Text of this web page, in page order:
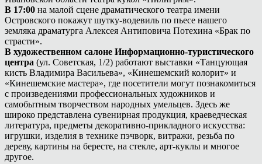
В 17:00 на малой сцене драматического театра имени
Островского покажут шутку-водевиль по пьесе нашего
земляка драматурга Алексея Антиповича Потехина «Брак по
страсти».
В художественном салоне Информационно-туристического
центра (ул. Советская, 1/2) работают выставки «Танцующая
кисть Владимира Васильева», «Кинешемский колорит» и
«Кинешемские мастера», где посетители могут познакомиться
с произведениями профессиональных художников и
самобытным творчеством народных умельцев. Здесь же
широко представлена сувенирная продукция, краеведческая
литература, предметы декоративно-прикладного искусства:
игрушки, изделия в технике пэчворк, витражи, резьба по
дереву, картины на бересте, на стекле, арт-куклы и многое
другое.